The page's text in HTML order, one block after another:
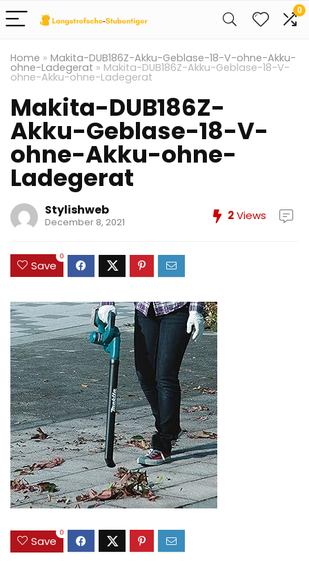
0
Home » Makita-DUB186Z-Akku-Geblase-18-V-ohne-Akku-
ohne-Ladegerat » Makita-DUB186Z-Akku-Geblase-18-V-
ohne-Akku-ohne-Ladegerat
Makita-DUB186Z-
Akku-Geblase-18-V-
ohne-Akku-ohne-
Ladegerat
Stylishweb
December 8, 2021 2Views
Save
0
Save
0